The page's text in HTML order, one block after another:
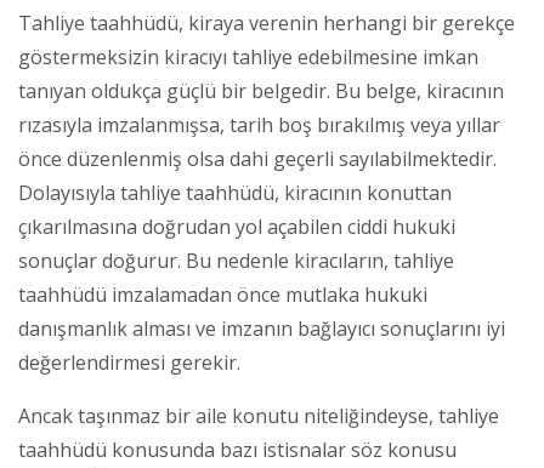
Tahliye taahhüdü, kiraya verenin herhangi bir gerekçe
göstermeksizin kiracıyı tahliye edebilmesine imkan
tanıyan oldukça güçlü bir belgedir. Bu belge, kiracının
rızasıyla imzalanmışsa, tarih boş bırakılmış veya yıllar
önce düzenlenmiş olsa dahi geçerli sayılabilmektedir.
Dolayısıyla tahliye taahhüdü, kiracının konuttan
çıkarılmasına doğrudan yol açabilen ciddi hukuki
sonuçlar doğurur. Bu nedenle kiracıların, tahliye
taahhüdü imzalamadan önce mutlaka hukuki
danışmanlık alması ve imzanın bağlayıcı sonuçlarını iyi
değerlendirmesi gerekir.
Ancak taşınmaz bir aile konutu niteliğindeyse, tahliye
taahhüdü konusunda bazı istisnalar söz konusu